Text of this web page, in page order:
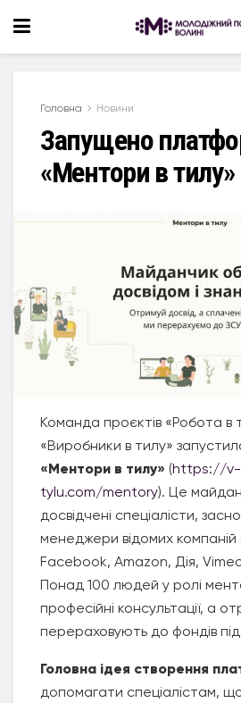
Головна Новини
Запущено
«Ментори в тилу»
Команда проєктів «Робота в
«Виробники в тилу»
«Ментори в тилу» (https://v-
tylu.com/mentory). Це
досвідчені спеціалісти,
менеджери відомих компаній
Facebook, Amazon, Дія,
Понад 100 людей у ролі
професійні консультації, а
перераховують до фондів
Головна ідея створення
допомагати спеціалістам,